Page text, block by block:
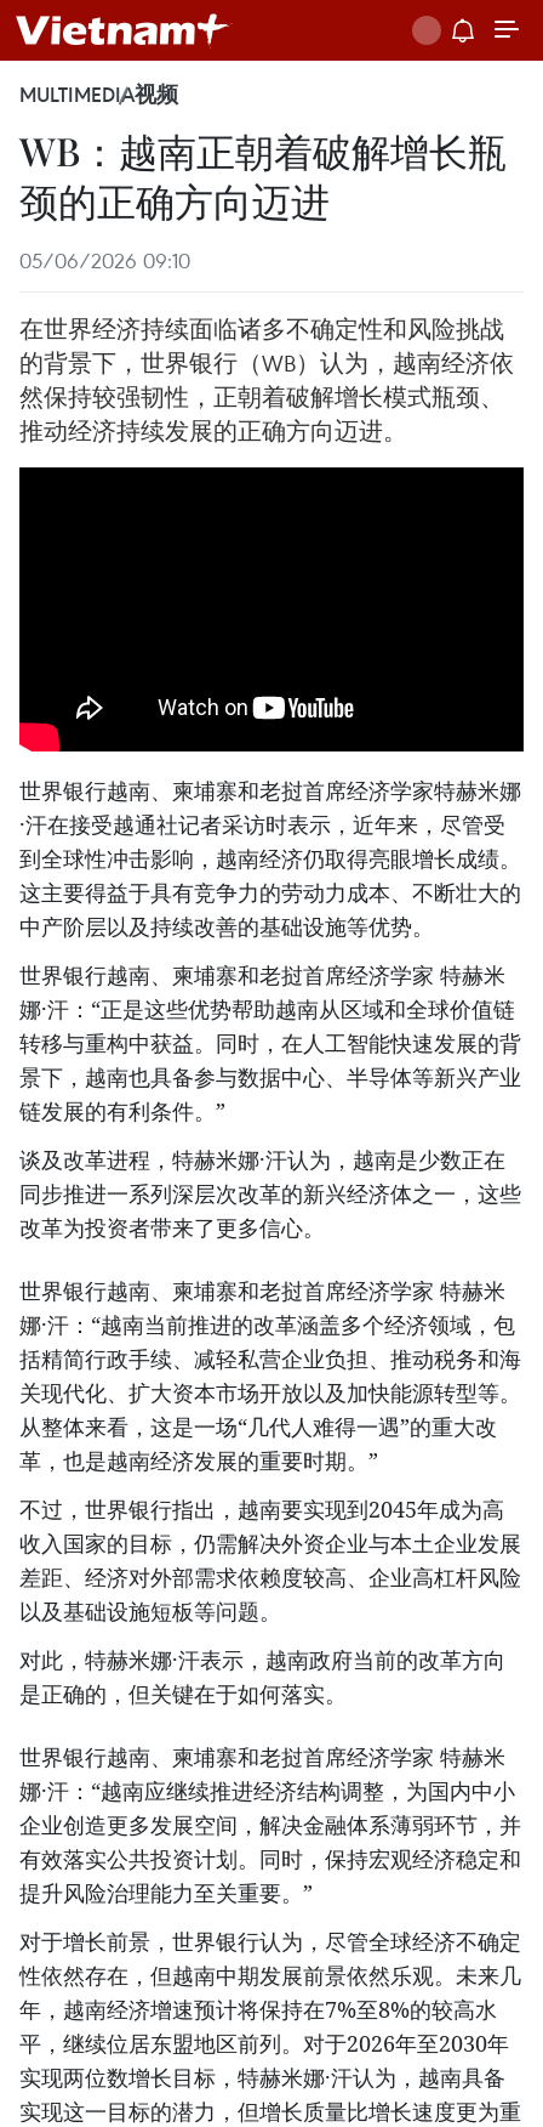
MULTIMEDIA视频
WB：越南正朝着破解增长瓶
颈的正确方向迈进
05/06/2026 09:10
在世界经济持续面临诸多不确定性和风险挑战
的背景下，世界银行（WB）认为，越南经济依
然保持较强韧性，正朝着破解增长模式瓶颈、
推动经济持续发展的正确方向迈进。
世界银行越南、柬埔寨和老挝首席经济学家特赫米娜
·汗在接受越通社记者采访时表示，近年来，尽管受
到全球性冲击影响，越南经济仍取得亮眼增长成绩。
这主要得益于具有竞争力的劳动力成本、不断壮大的
中产阶层以及持续改善的基础设施等优势。
世界银行越南、柬埔寨和老挝首席经济学家 特赫米
娜·汗：“正是这些优势帮助越南从区域和全球价值链
转移与重构中获益。同时，在人工智能快速发展的背
景下，越南也具备参与数据中心、半导体等新兴产业
链发展的有利条件。”
谈及改革进程，特赫米娜·汗认为，越南是少数正在
同步推进一系列深层次改革的新兴经济体之一，这些
改革为投资者带来了更多信心。
世界银行越南、柬埔寨和老挝首席经济学家 特赫米
娜·汗：“越南当前推进的改革涵盖多个经济领域，包
括精简行政手续、减轻私营企业负担、推动税务和海
关现代化、扩大资本市场开放以及加快能源转型等。
从整体来看，这是一场“几代人难得一遇”的重大改
革，也是越南经济发展的重要时期。”
不过，世界银行指出，越南要实现到2045年成为高
收入国家的目标，仍需解决外资企业与本土企业发展
差距、经济对外部需求依赖度较高、企业高杠杆风险
以及基础设施短板等问题。
对此，特赫米娜·汗表示，越南政府当前的改革方向
是正确的，但关键在于如何落实。
世界银行越南、柬埔寨和老挝首席经济学家 特赫米
娜·汗：“越南应继续推进经济结构调整，为国内中小
企业创造更多发展空间，解决金融体系薄弱环节，并
有效落实公共投资计划。同时，保持宏观经济稳定和
提升风险治理能力至关重要。”
对于增长前景，世界银行认为，尽管全球经济不确定
性依然存在，但越南中期发展前景依然乐观。未来几
年，越南经济增速预计将保持在7%至8%的较高水
平，继续位居东盟地区前列。对于2026年至2030年
实现两位数增长目标，特赫米娜·汗认为，越南具备
实现这一目标的潜力，但增长质量比增长速度更为重